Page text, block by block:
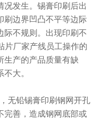
况发生。锡膏印刷后出
刷边界凹凸不平等边际
际不规则。出现印刷不
片厂家产线员工操作的
生产的产品质量有缺
大。
铅锡膏印刷钢网开孔
完善，造成钢网底部或